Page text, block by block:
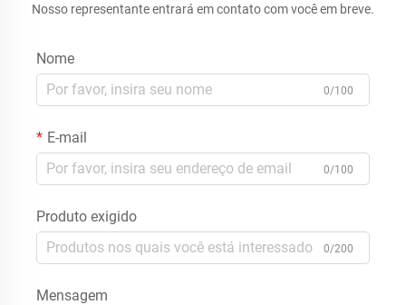
Nosso representante entrará em contato com você em breve.
Nome
0/100
E-mail
0/100
Produto exigido
0/200
Mensagem